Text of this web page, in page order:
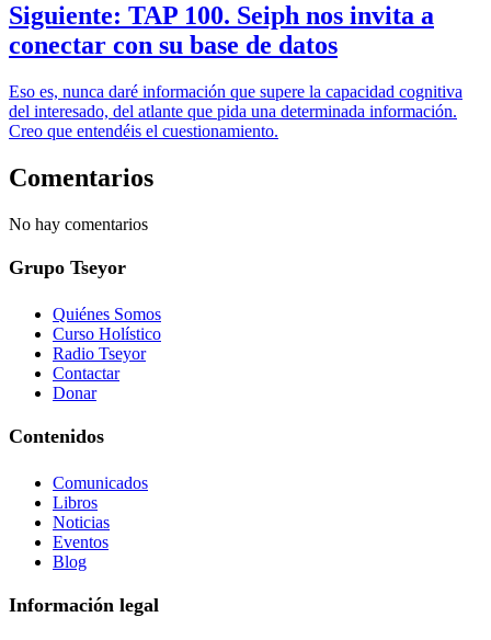
Siguiente: TAP 100. Seiph nos invita a
conectar con su base de datos
Eso es, nunca daré información que supere la capacidad cognitiva
del interesado, del atlante que pida una determinada información.
Creo que entendéis el cuestionamiento.
Comentarios
No hay comentarios
Grupo Tseyor
Quiénes Somos
Curso Holístico
Radio Tseyor
Contactar
Donar
Contenidos
Comunicados
Libros
Noticias
Eventos
Blog
Información legal